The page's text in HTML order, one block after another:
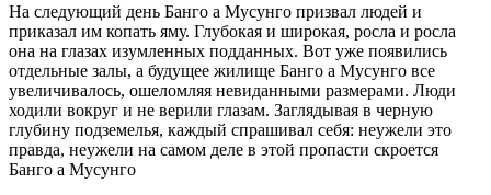
На следующий день Банго а Мусунго призвал людей и
приказал им копать яму. Глубокая и широкая, росла и росла
она на глазах изумленных подданных. Вот уже появились
отдельные залы, а будущее жилище Банго а Мусунго все
увеличивалось, ошеломляя невиданными размерами. Люди
ходили вокруг и не верили глазам. Заглядывая в черную
глубину подземелья, каждый спрашивал себя: неужели это
правда, неужели на самом деле в этой пропасти скроется
Банго а Мусунго